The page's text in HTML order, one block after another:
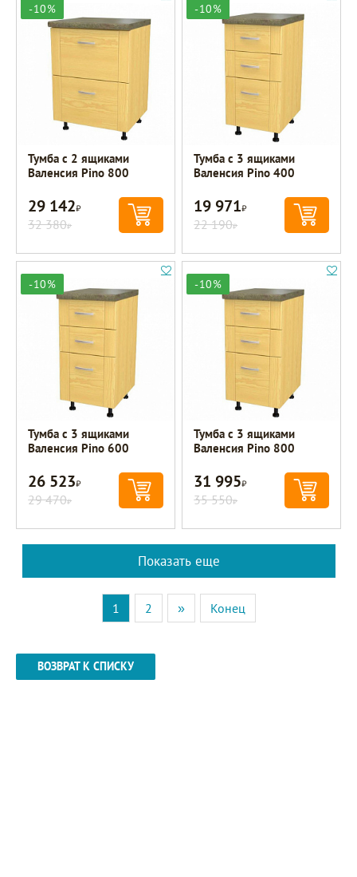
-10%
Тумба с 2 ящиками
Валенсия Pino 800
29 142Р
32 380Р
-10%
Тумба с 3 ящиками
Валенсия Pino 400
19 971Р
22 190Р
-10%
Тумба с 3 ящиками
Валенсия Pino 600
26 523Р
29 470Р
-10%
Тумба с 3 ящиками
Валенсия Pino 800
31 995Р
35 550Р
Показать еще
1 2 » Конец
ВОЗВРАТ К СПИСКУ